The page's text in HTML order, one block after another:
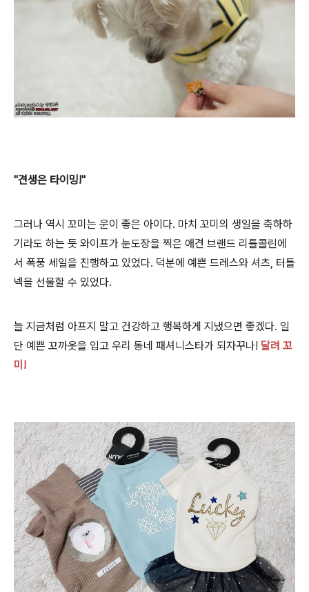
"견생은 타이밍!"
그러나 역시 꼬미는 운이 좋은 아이다. 마치 꼬미의 생일을 축하하
기라도 하는 듯 와이프가 눈도장을 찍은 애견 브랜드 리틀콜린에
서 폭풍 세일을 진행하고 있었다. 덕분에 예쁜 드레스와 셔츠, 터틀
넥을 선물할 수 있었다.
늘 지금처럼 아프지 말고 건강하고 행복하게 지냈으면 좋겠다. 일
단 예쁜 꼬까옷을 입고 우리 동네 패셔니스타가 되자꾸나! 달려 꼬
미!